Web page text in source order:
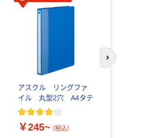
アスクル リングファ
イル 丸型2穴 A4タテ
￥245~ （税込）
次のスライド